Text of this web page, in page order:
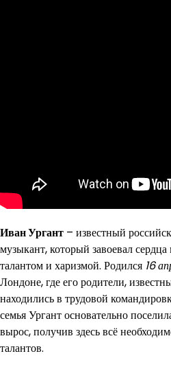
Иван Ургант – известный
музыкант, который завоевал
талантом и харизмой. Родился 16
Лондоне, где его родители,
находились в трудовой
семья Ургант основательно
вырос, получив здесь всё
талантов.